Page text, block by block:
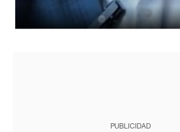
PUBLICIDAD